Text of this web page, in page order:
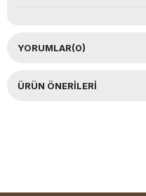
YORUMLAR(0)
ÜRÜN ÖNERILERI